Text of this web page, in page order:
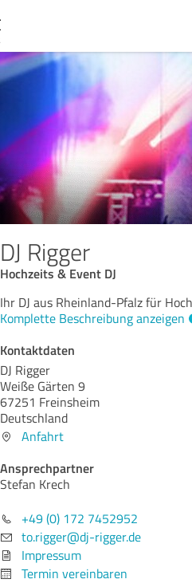
DJ Rigger
Hochzeits & Event DJ
Ihr DJ aus Rheinland-Pfalz für
Komplette Beschreibung anzeigen
Kontaktdaten
DJ Rigger
Weiße Gärten 9
67251 Freinsheim
Deutschland
Anfahrt
Ansprechpartner
Stefan Krech
+49 (0) 172 7452952
to.rigger@dj-rigger.de
Impressum
Termin vereinbaren